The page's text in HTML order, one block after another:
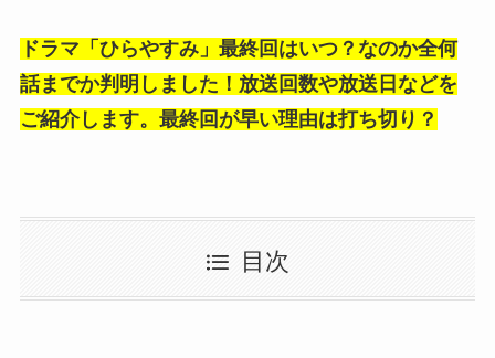
ドラマ「ひらやすみ」最終回はいつ？なのか全何
話までか判明しました！放送回数や放送日などを
ご紹介します。最終回が早い理由は打ち切り？
目次